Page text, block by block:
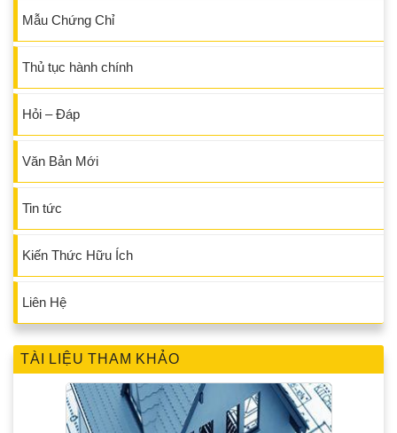
Mẫu Chứng Chỉ
Thủ tục hành chính
Hỏi – Đáp
Văn Bản Mới
Tin tức
Kiến Thức Hữu Ích
Liên Hệ
TÀI LIỆU THAM KHẢO